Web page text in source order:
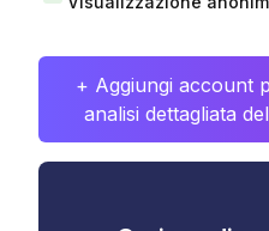
+ Aggiungi account
analisi dettagliata